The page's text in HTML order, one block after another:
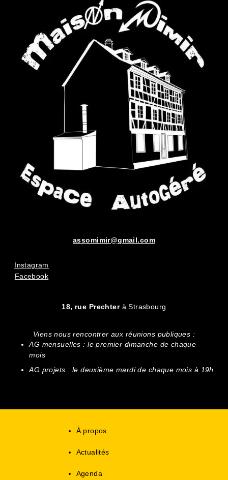
assomimir@gmail.com
Instagram
Facebook
18, rue Prechterà Strasbourg
Viens nous rencontrer aux réunions publiques :
AG mensuelles : le premier dimanche de chaque
mois
AG projets : le deuxième mardi de chaque mois à 19h
À propos
Actualités
Agenda